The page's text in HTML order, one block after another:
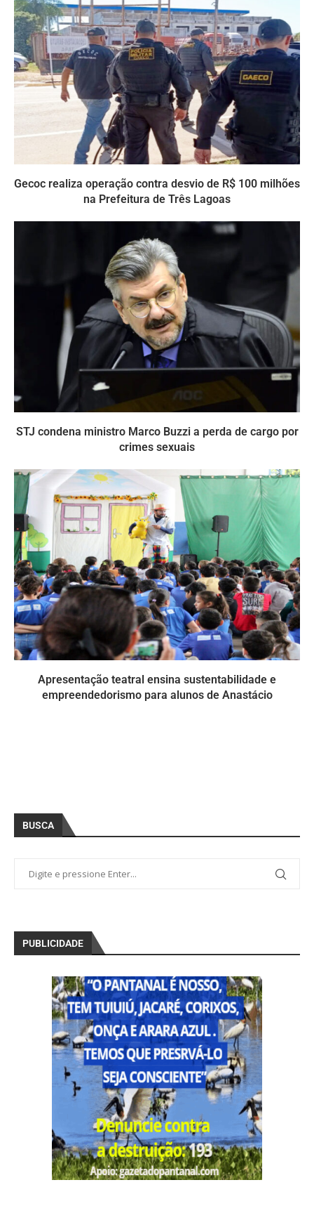
Gecoc realiza operação contra desvio de R$ 100 milhões
na Prefeitura de Três Lagoas
STJ condena ministro Marco Buzzi a perda de cargo por
crimes sexuais
Apresentação teatral ensina sustentabilidade e
empreendedorismo para alunos de Anastácio
BUSCA
PUBLICIDADE